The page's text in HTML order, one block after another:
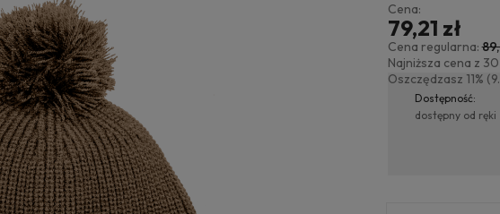
Dostępność:
dostępny od ręki
Cena:
79,21 zł
Cena regularna:
Najniższa cena z
Oszczędzasz 11%